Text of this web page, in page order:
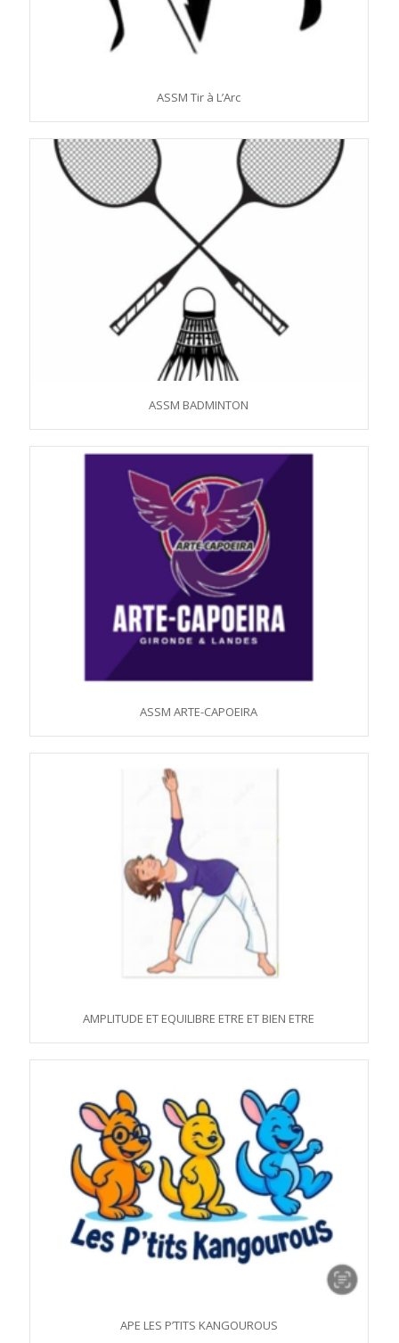
ASSM Tir à L’Arc
ASSM BADMINTON
ASSM ARTE-CAPOEIRA
AMPLITUDE ET EQUILIBRE ETRE ET BIEN ETRE
APE LES P’TITS KANGOUROUS